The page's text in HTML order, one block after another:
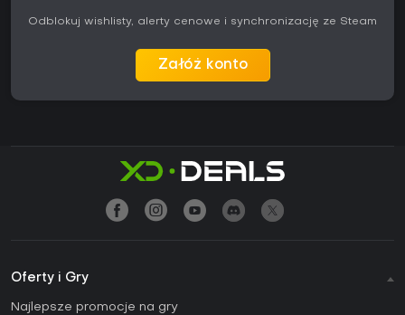
Odblokuj wishlisty, alerty cenowe i synchronizację ze Steam
Załóż konto
Oferty i Gry
Najlepsze promocje na gry